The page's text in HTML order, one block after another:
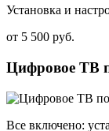
Установка и
от 5 500 руб.
Цифровое ТВ
Все включено: